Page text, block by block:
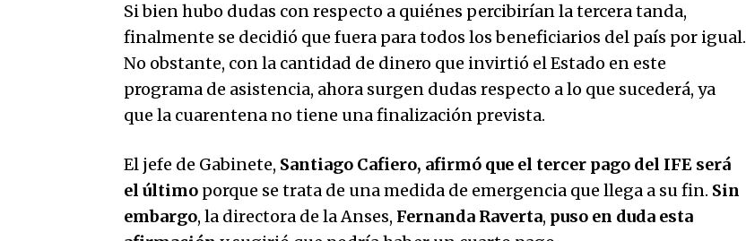
Si bien hubo dudas con respecto a quiénes percibirían la tercera tanda,
finalmente se decidió que fuera para todos los beneficiarios del país por igual.
No obstante, con la cantidad de dinero que invirtió el Estado en este
programa de asistencia, ahora surgen dudas respecto a lo que sucederá, ya
que la cuarentena no tiene una finalización prevista.
El jefe de Gabinete, Santiago Cafiero, afirmó que el tercer pago del IFE será
el último porque se trata de una medida de emergencia que llega a su fin. Sin
embargo, la directora de la Anses, Fernanda Raverta, puso en duda esta